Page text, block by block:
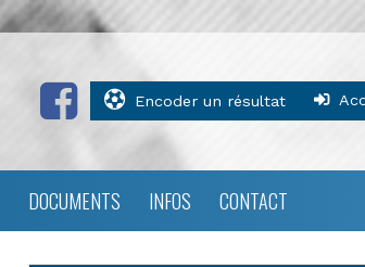
Encoder un résultat
DOCUMENTS INFOS CONTACT